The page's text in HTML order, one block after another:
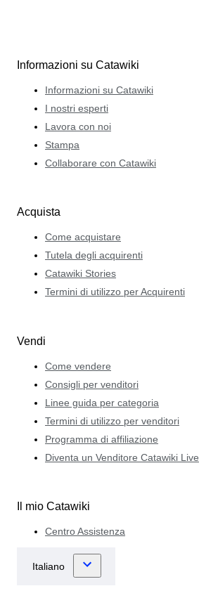
Informazioni su Catawiki
Informazioni su Catawiki
I nostri esperti
Lavora con noi
Stampa
Collaborare con Catawiki
Acquista
Come acquistare
Tutela degli acquirenti
Catawiki Stories
Termini di utilizzo per Acquirenti
Vendi
Come vendere
Consigli per venditori
Linee guida per categoria
Termini di utilizzo per venditori
Programma di affiliazione
Diventa un Venditore Catawiki Live
Il mio Catawiki
Centro Assistenza